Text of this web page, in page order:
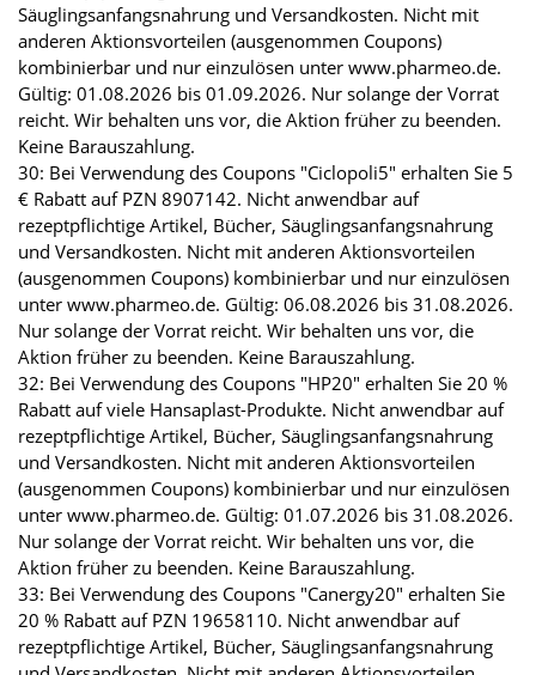
Säuglingsanfangsnahrung und Versandkosten. Nicht mit
anderen Aktionsvorteilen (ausgenommen Coupons)
kombinierbar und nur einzulösen unter www.pharmeo.de.
Gültig: 01.08.2026 bis 01.09.2026. Nur solange der Vorrat
reicht. Wir behalten uns vor, die Aktion früher zu beenden.
Keine Barauszahlung.
30: Bei Verwendung des Coupons "Ciclopoli5" erhalten Sie 5
€ Rabatt auf PZN 8907142. Nicht anwendbar auf
rezeptpflichtige Artikel, Bücher, Säuglingsanfangsnahrung
und Versandkosten. Nicht mit anderen Aktionsvorteilen
(ausgenommen Coupons) kombinierbar und nur einzulösen
unter www.pharmeo.de. Gültig: 06.08.2026 bis 31.08.2026.
Nur solange der Vorrat reicht. Wir behalten uns vor, die
Aktion früher zu beenden. Keine Barauszahlung.
32: Bei Verwendung des Coupons "HP20" erhalten Sie 20 %
Rabatt auf viele Hansaplast-Produkte. Nicht anwendbar auf
rezeptpflichtige Artikel, Bücher, Säuglingsanfangsnahrung
und Versandkosten. Nicht mit anderen Aktionsvorteilen
(ausgenommen Coupons) kombinierbar und nur einzulösen
unter www.pharmeo.de. Gültig: 01.07.2026 bis 31.08.2026.
Nur solange der Vorrat reicht. Wir behalten uns vor, die
Aktion früher zu beenden. Keine Barauszahlung.
33: Bei Verwendung des Coupons "Canergy20" erhalten Sie
20 % Rabatt auf PZN 19658110. Nicht anwendbar auf
rezeptpflichtige Artikel, Bücher, Säuglingsanfangsnahrung